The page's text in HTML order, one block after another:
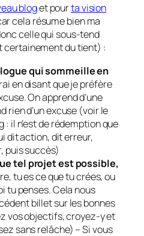
bloget pourta vision
cela résume bien ma
celle qui sous-tend
certainement du tient) :
qui sommeille en
en disant que je préfère
On apprend d’une
rien d’un excuse (voir le
: il n’est de rédemption que
dit action, dit erreur,
puis succès)
tel projet est possible,
tu es ce que tu crées, ou
tu penses. Cela nous
billet sur les bonnes
vos objectifs, croyez-y et
sans relâche) – Si vous